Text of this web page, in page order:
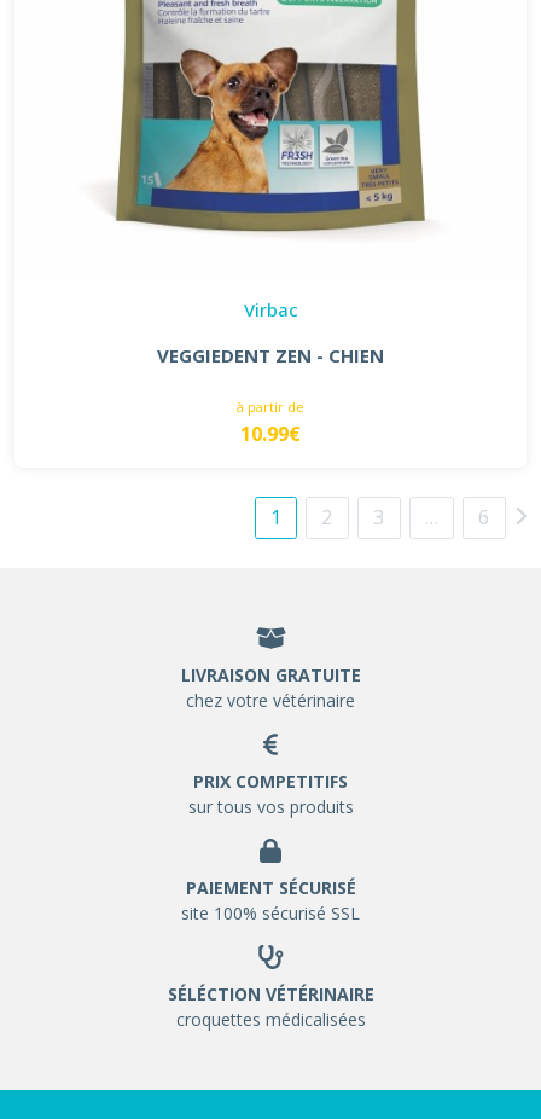
Virbac
VEGGIEDENT ZEN - CHIEN
à partir de
10.99€
1 2 3 … 6
LIVRAISON GRATUITE
chez votre vétérinaire
PRIX COMPETITIFS
sur tous vos produits
PAIEMENT SÉCURISÉ
site 100% sécurisé SSL
SÉLÉCTION VÉTÉRINAIRE
croquettes médicalisées